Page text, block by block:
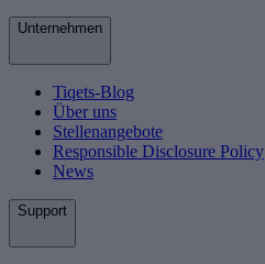
Unternehmen
Tiqets-Blog
Über uns
Stellenangebote
Responsible Disclosure Policy
News
Support